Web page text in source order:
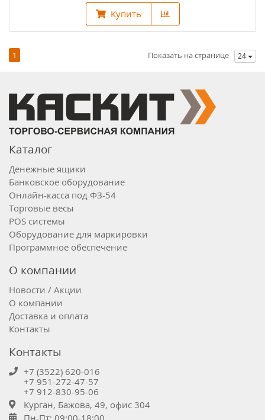
Купить
1 Показать на странице 24
Каталог
Денежные ящики
Банковское оборудование
Онлайн-касса под ФЗ-54
Торговые весы
POS системы
Оборудование для маркировки
Программное обеспечение
О компании
Новости / Акции
О компании
Доставка и оплата
Контакты
Контакты
+7 (3522) 620-016
+7 951-272-47-57
+7 912-830-95-06
Курган, Бажова, 49, офис 304
Пн-Пт: 09:00-18:00